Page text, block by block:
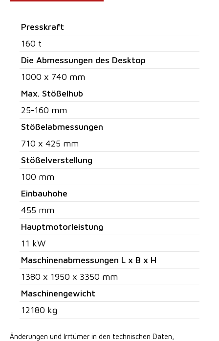
Presskraft
160 t
Die Abmessungen des Desktop
1000 x 740 mm
Max. Stößelhub
25-160 mm
Stößelabmessungen
710 x 425 mm
Stößelverstellung
100 mm
Einbauhohe
455 mm
Hauptmotorleistung
11 kW
Maschinenabmessungen L x B x H
1380 x 1950 x 3350 mm
Maschinengewicht
12180 kg
Änderungen und Irrtümer in den technischen Daten,